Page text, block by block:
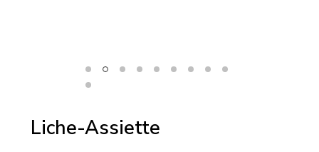
Liche-Assiette